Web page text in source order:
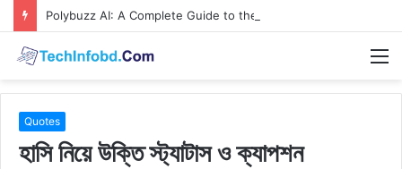
Quotes
হাসি নিয়ে উক্তি স্ট্যাটাস ও ক্যাপশন